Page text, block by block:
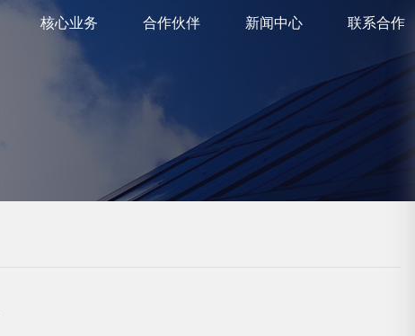
核心业务 合作伙伴 新闻中心 联系合作